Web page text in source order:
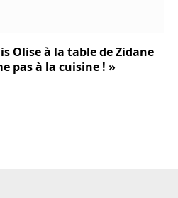
Olise à la table de Zidane
pas à la cuisine ! »